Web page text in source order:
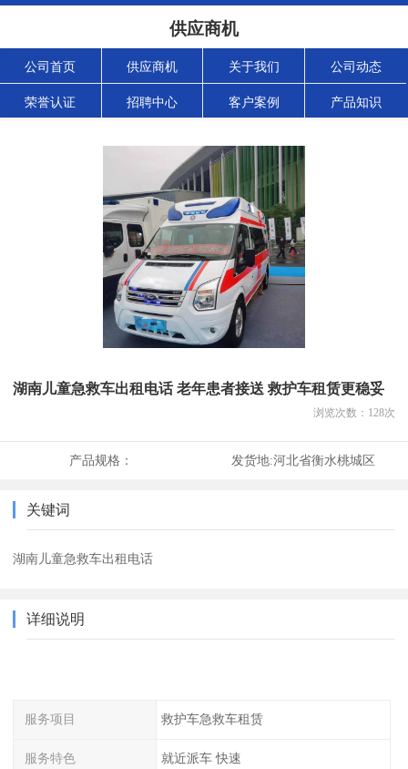
供应商机
公司首页 供应商机 关于我们 公司动态
荣誉认证 招聘中心 客户案例 产品知识
湖南儿童急救车出租电话 老年患者接送 救护车租赁更稳妥
浏览次数： 128次
产品规格： 发货地:河北省衡水桃城区
关键词
湖南儿童急救车出租电话
详细说明
服务项目 救护车急救车租赁
服务特色 就近派车 快速